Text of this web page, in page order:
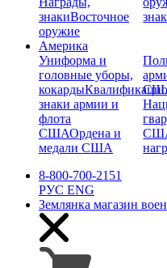
знакиВосточное
оружие
Америка
Униформа и
головные уборы,
кокарды
знаки армии и
флота
СШАОрдена и
медали США
8-800-700-2151
РУС ENG
Землянка магазин